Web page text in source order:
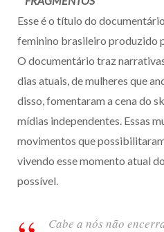
Esse é o título do
feminino brasileiro produzido
O documentário traz
dias atuais, de mulheres que
disso, fomentaram a cena do
mídias independentes. Essas
movimentos que
vivendo esse momento atual
possível.
Cabe a nós não